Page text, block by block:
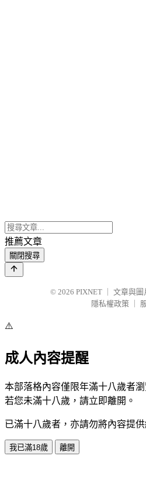
推薦文章
關閉搜尋
© 2026 PIXNET
文章與圖
隱私權政策
⚠️
成人內容提醒
本部落格內容僅限年滿十八歲者瀏
若您未滿十八歲，請立即離開。
已滿十八歲者，亦請勿將內容提
我已滿18歲 離開